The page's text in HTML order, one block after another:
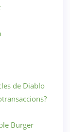
de Diablo
Burger